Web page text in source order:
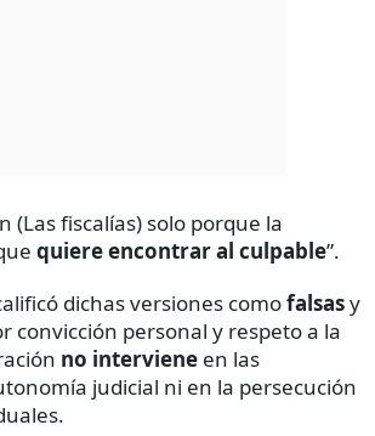
(Las fiscalías) solo porque la
quiere encontrar al culpable”.
dichas versiones comofalsasy
convicción personal y respeto a la
no interviene en las
judicial ni en la persecución